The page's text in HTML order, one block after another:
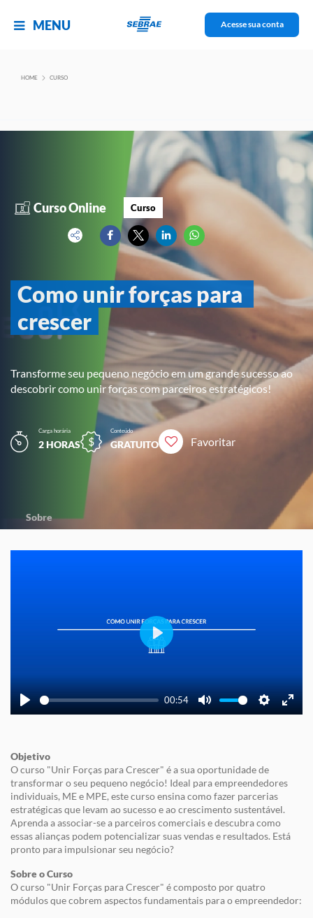
MENU Acesse sua conta
HOME CURSO
Curso
Curso Online Curso
Como unir forças para
crescer
Transforme seu pequeno negócio em um grande sucesso ao
descobrir como unir forças com parceiros estratégicos!
Carga horária
2 HORAS
Conteúdo
GRATUITO Favoritar
Sobre
00:54
Play
Objetivo
O curso "Unir Forças para Crescer" é a sua oportunidade de
transformar o seu pequeno negócio! Ideal para empreendedores
individuais, ME e MPE, este curso ensina como fazer parcerias
estratégicas que levam ao sucesso e ao crescimento sustentável.
Aprenda a associar-se a parceiros comerciais e descubra como
essas alianças podem potencializar suas vendas e resultados. Está
pronto para impulsionar seu negócio?
Sobre o Curso
O curso "Unir Forças para Crescer" é composto por quatro
módulos que cobrem aspectos fundamentais para o empreendedor: